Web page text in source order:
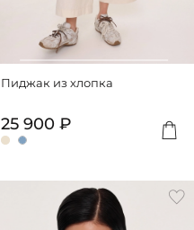
Пиджак из хлопка
25 900 ₽